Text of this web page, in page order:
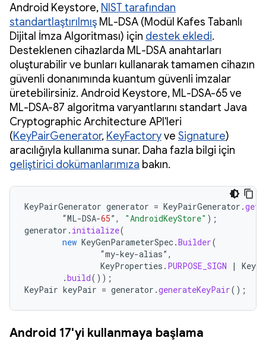
Android Keystore, NIST tarafından
standartlaştırılmış ML-DSA (Modül Kafes Tabanlı
Dijital İmza Algoritması) için destek ekledi.
Desteklenen cihazlarda ML-DSA anahtarları
oluşturabilir ve bunları kullanarak tamamen cihazın
güvenli donanımında kuantum güvenli imzalar
üretebilirsiniz. Android Keystore, ML-DSA-65 ve
ML-DSA-87 algoritma varyantlarını standart Java
Cryptographic Architecture API'leri
(KeyPairGenerator, KeyFactoryve Signature)
aracılığıyla kullanıma sunar. Daha fazla bilgi için
geliştirici dokümanlarımıza bakın.
KeyPairGenerator generator = KeyPairGenerator .
“ML-DSA-65” , "AndroidKeyStore" );
generator . initialize(
new KeyGenParameterSpec.Builder(
“my-key-alias” ,
KeyProperties . PURPOSE_SIGN |
.build());
KeyPair keyPair = generator .generateKeyPair();
Android 17'yi kullanmaya başlama